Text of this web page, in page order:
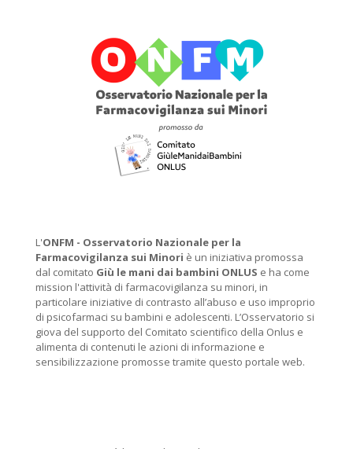
L'ONFM - Osservatorio Nazionale per la
Farmacovigilanza sui Minori è un iniziativa promossa
dal comitato Giù le mani dai bambini ONLUS e ha come
mission l'attività di farmacovigilanza su minori, in
particolare iniziative di contrasto all’abuso e uso improprio
di psicofarmaci su bambini e adolescenti. L’Osservatorio si
giova del supporto del Comitato scientifico della Onlus e
alimenta di contenuti le azioni di informazione e
sensibilizzazione promosse tramite questo portale web.